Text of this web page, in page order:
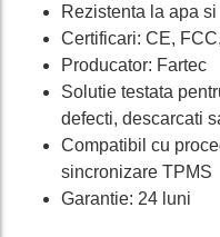
Rezistenta la apa si
Certificari: CE,
Producator: Fartec
Solutie testata
defecti, descarcati
Compatibil cu
sincronizare TPMS
Garantie: 24 luni